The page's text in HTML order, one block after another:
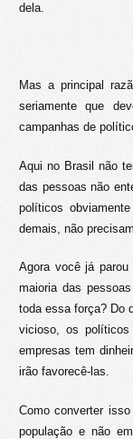
dela.
Mas a principal
seriamente que
campanhas de
Aqui no Brasil não
das pessoas não
políticos
demais, não
Agora você já
maioria das
toda essa força? Do
vicioso, os políticos
empresas tem
irão favorecê-las.
Como converter
população e não